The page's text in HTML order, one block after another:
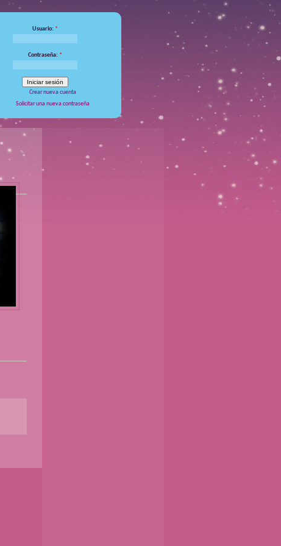
Usuario: *
Contraseña: *
Crear nueva cuenta
Solicitar una nueva contraseña